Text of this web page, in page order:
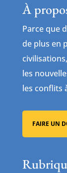
À
Parce que
de plus en
les
les conflits
FAIRE UN